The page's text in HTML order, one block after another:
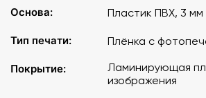
Основа: Пластик ПВХ, 3 мм
Тип печати: Плёнка с
Покрытие:
Ламинирующая
изображения